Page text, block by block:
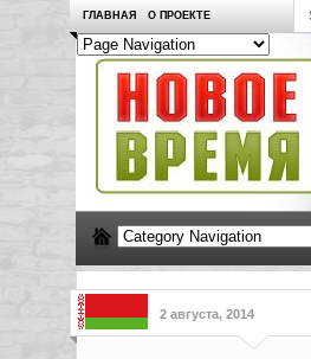
ГЛАВНАЯ О ПРОЕКТЕ
2 августа, 2014